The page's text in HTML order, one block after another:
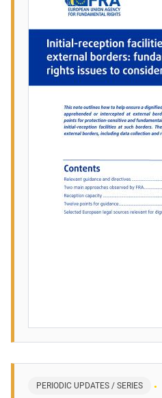
PERIODIC UPDATES / SERIES